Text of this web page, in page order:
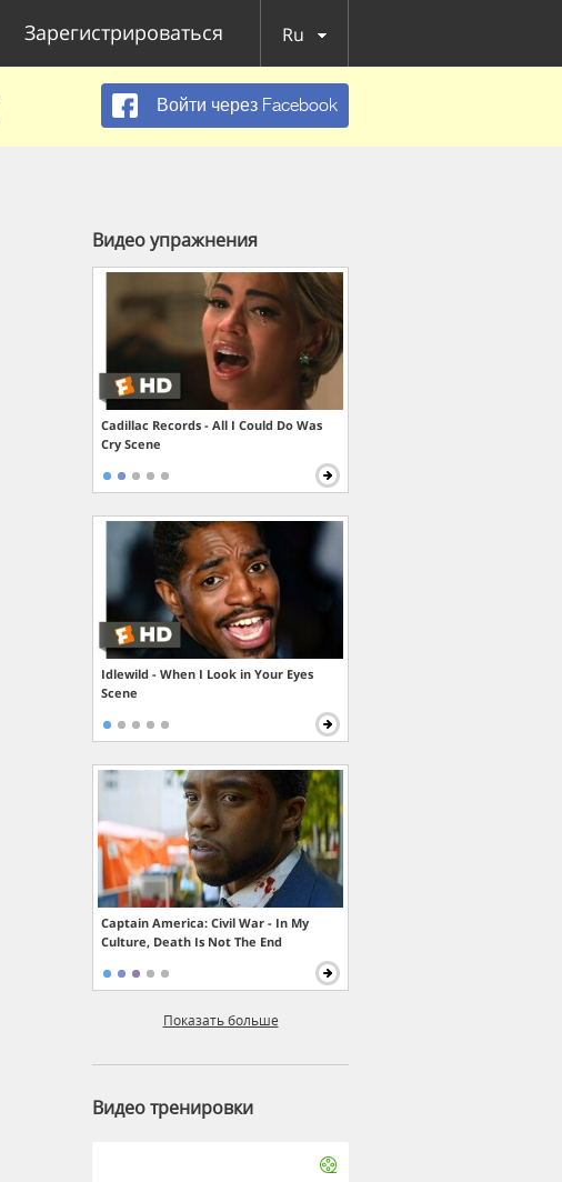
Зарегистрироваться Ru
Войти через Facebook
Видео упражнения
Cadillac Records - All I Could Do Was
Cry Scene
Idlewild - When I Look in Your Eyes
Scene
Captain America: Civil War - In My
Culture, Death Is Not The End
Показать больше
Видео тренировки